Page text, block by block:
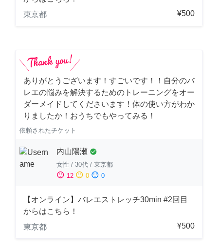
東京都
¥500
ありがとうございます！すごいです！！自分のバ
レエの悩みを解決するためのトレーニングをオー
ダーメイドしてくださいます！体の使い方がわか
りましたか！おうちでもやってみる！
依頼されたチケット
内山陽瀬 check_circle
女性 / 30代 / 東京都
sentiment_satisfied 12 sentiment_neutral 0 sentiment_dissatisfied 0
【オンライン】バレエストレッチ30min #2回目
からはこちら！
東京都
¥500